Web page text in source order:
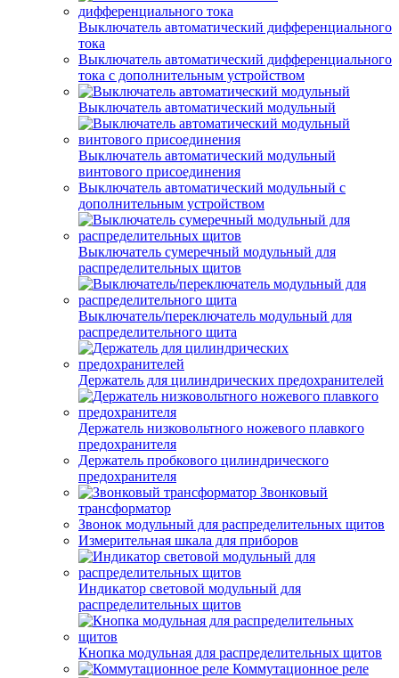
Выключатель автоматический дифференциального
тока
Выключатель автоматический дифференциального
тока с дополнительным устройством
Выключатель автоматический модульный
Выключатель автоматический модульный
винтового присоединения
Выключатель автоматический модульный с
дополнительным устройством
Выключатель сумеречный модульный для
распределительных щитов
Выключатель/переключатель модульный для
распределительного щита
Держатель для цилиндрических предохранителей
Держатель низковольтного ножевого плавкого
предохранителя
Держатель пробкового цилиндрического
предохранителя
Звонковый
трансформатор
Звонок модульный для распределительных щитов
Измерительная шкала для приборов
Индикатор световой модульный для
распределительных щитов
Кнопка модульная для распределительных щитов
Коммутационное реле